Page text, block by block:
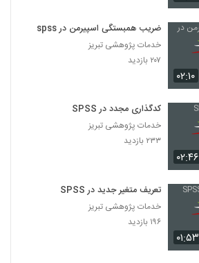
024014 - آموزش SPSS سری دوم
024015 - آموزش SPSS سری دوم
۳۱۵ بازدید
024017 - آموزش SPSS سری دوم
۴۳۸ بازدید
024018 - آموزش SPSS سری دوم
۴۳۶ بازدید
۰۲:۱۰
ضریب همبستگی اسپیرمن در spss
خدمات پژوهشی تبریز
۲۰۷ بازدید
۰۲:۴۶
کدگذاری مجدد در SPSS
خدمات پژوهشی تبریز
۲۳۳ بازدید
۰۱:۵۳
تعریف متغیر جدید در SPSS
خدمات پژوهشی تبریز
۱۹۶ بازدید